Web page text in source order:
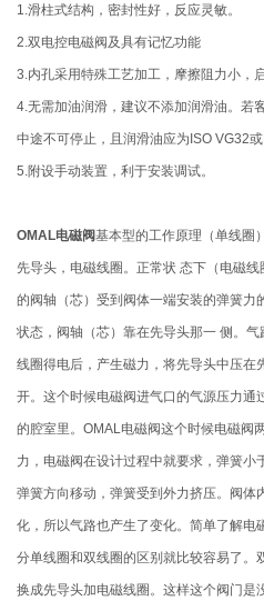
1.滑柱式结构，密封性好，反应灵敏。
2.双电控电磁阀及具有记忆功能
3.内孔采用特殊工艺加工，摩擦阻力小，
4.无需加油润滑，建议不添加润滑油。若
中途不可停止，且润滑油应为ISO VG32或
5.附设手动装置，利于安装调试。
OMAL电磁阀基本型的工作原理（单线圈
先导头，电磁线圈。正常状 态下（电磁
的阀轴（芯）受到阀体一端安装的弹簧力
状态，阀轴（芯）靠在先导头那一 侧。
线圈得电后，产生磁力，将先导头中压在
开。这个时候电磁阀进气口的气源压力通
的腔室里。OMAL电磁阀这个时候电磁阀
力，电磁阀在设计过程中就要求，弹簧小
弹簧方向移动，弹簧受到外力挤压。阀体
化，所以气路也产生了变化。简单了解电
分单线圈和双线圈的区别就比较容易了。
换成先导头加电磁线圈。这样这个阀门是